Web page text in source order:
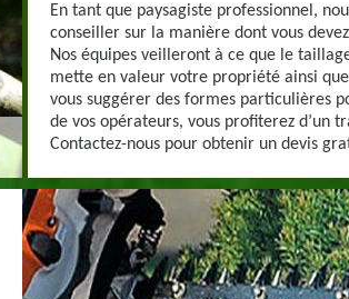
En tant que paysagiste professionnel,
conseiller sur la manière dont vous
Nos équipes veilleront à ce que le
mette en valeur votre propriété ainsi
vous suggérer des formes particulières
de vos opérateurs, vous profiterez d’un
Contactez-nous pour obtenir un devis